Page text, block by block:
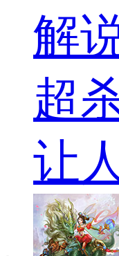
解
超
让